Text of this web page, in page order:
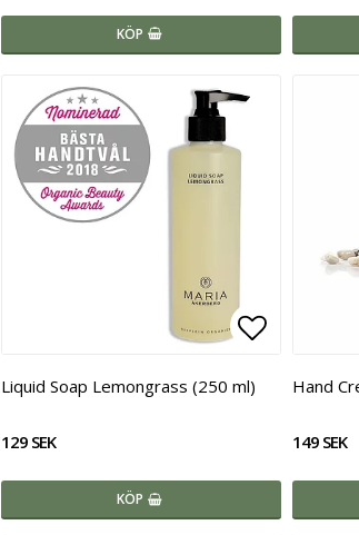
KÖP
Lägg till
Liquid Soap Lemongrass (250 ml)
129 SEK
KÖP
Hand
149 SEK